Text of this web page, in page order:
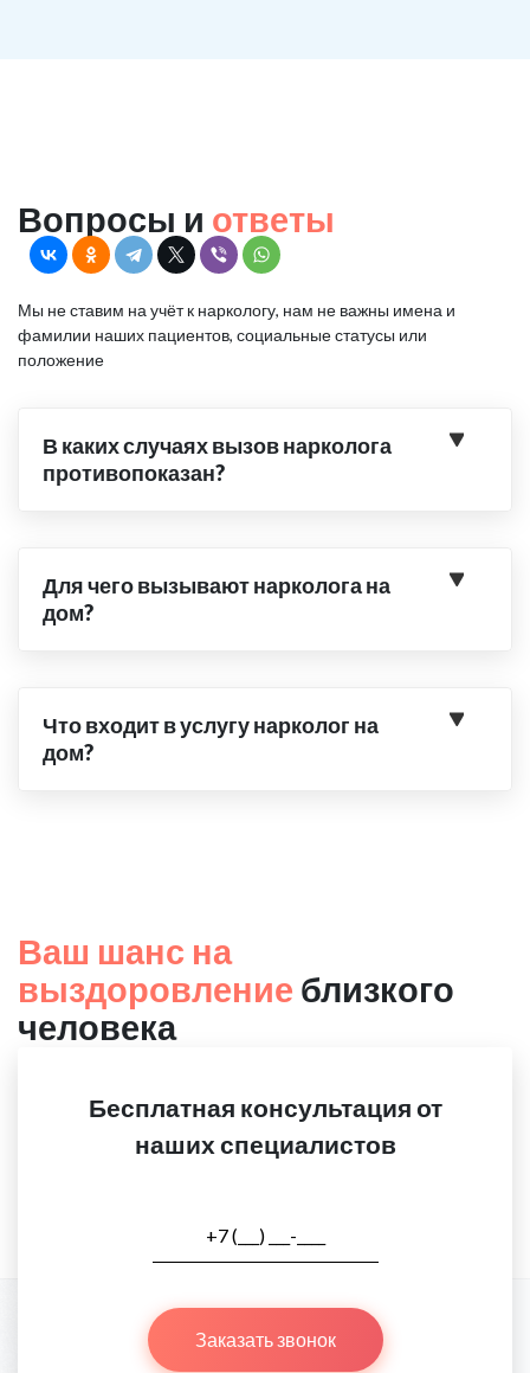
Вопросы и ответы
Мы не ставим на учёт к наркологу, нам не важны имена и
фамилии наших пациентов, социальные статусы или
положение
В каких случаях вызов нарколога
противопоказан?
Для чего вызывают нарколога на
дом?
Что входит в услугу нарколог на
дом?
Ваш шанс на
выздоровление близкого
человека
Бесплатная консультация от
наших специалистов
Заказать звонок